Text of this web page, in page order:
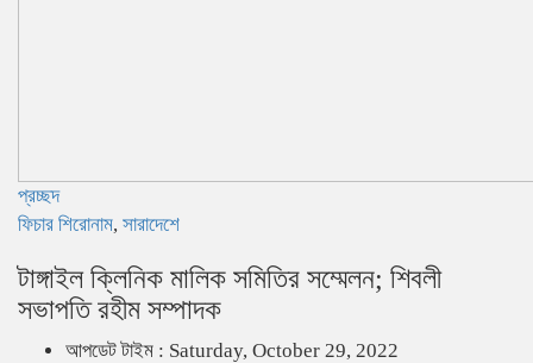
প্রচ্ছদ
ফিচার শিরোনাম, সারাদেশে
টাঙ্গাইল ক্লিনিক মালিক সমিতির সম্মেলন; শিবলী
সভাপতি রহীম সম্পাদক
আপডেট টাইম : Saturday, October 29, 2022